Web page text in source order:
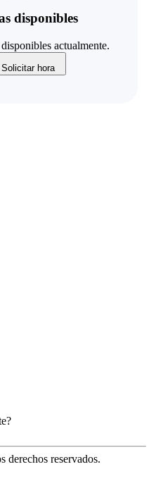
disponibles
actualmente.
Solicitar hora
derechos reservados.